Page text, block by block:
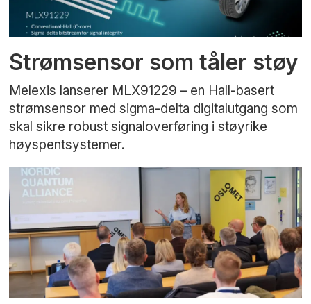
Strømsensor som tåler støy
Melexis lanserer MLX91229 – en Hall-basert
strømsensor med sigma-delta digitalutgang som
skal sikre robust signaloverføring i støyrike
høyspentsystemer.